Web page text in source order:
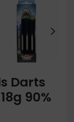
Darts
90%